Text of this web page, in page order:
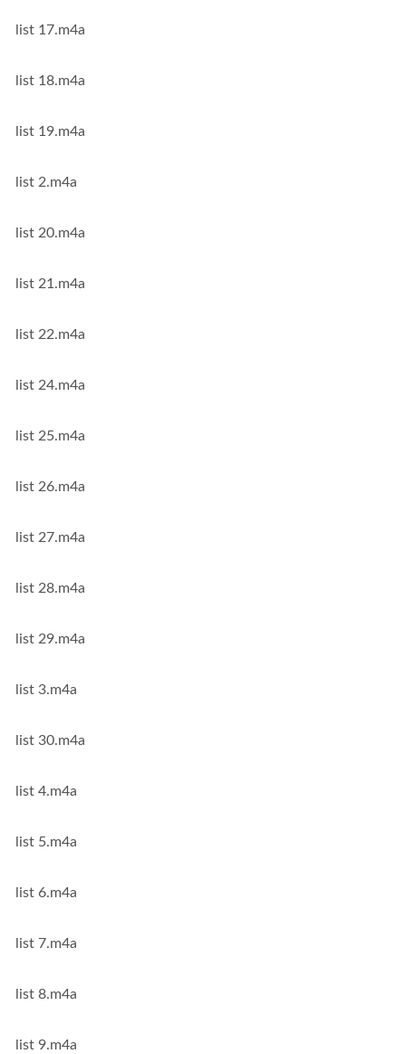
list 17.m4a
list 18.m4a
list 19.m4a
list 2.m4a
list 20.m4a
list 21.m4a
list 22.m4a
list 24.m4a
list 25.m4a
list 26.m4a
list 27.m4a
list 28.m4a
list 29.m4a
list 3.m4a
list 30.m4a
list 4.m4a
list 5.m4a
list 6.m4a
list 7.m4a
list 8.m4a
list 9.m4a